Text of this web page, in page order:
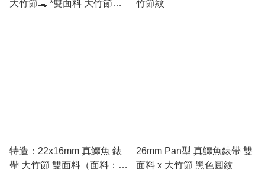
大竹節🐊 *雙面料 大竹節面 /
竹節紋
特造：22x16mm 真鱷魚 錶
帶 大竹節 雙面料（面料：超
26mm Pan型 真鱷魚錶帶 雙
面料 x 大竹節 黑色圓紋